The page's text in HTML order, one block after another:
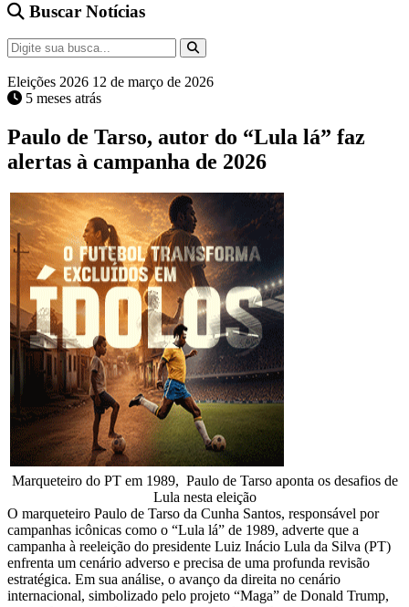
Buscar Notícias
Eleições 2026 12 de março de 2026
5 meses atrás
Paulo de Tarso, autor do “Lula lá” faz
alertas à campanha de 2026
Marqueteiro do PT em 1989, Paulo de Tarso aponta os desafios de
Lula nesta eleição
O marqueteiro Paulo de Tarso da Cunha Santos, responsável por
campanhas icônicas como o “Lula lá” de 1989, adverte que a
campanha à reeleição do presidente Luiz Inácio Lula da Silva (PT)
enfrenta um cenário adverso e precisa de uma profunda revisão
estratégica. Em sua análise, o avanço da direita no cenário
internacional, simbolizado pelo projeto “Maga” de Donald Trump,